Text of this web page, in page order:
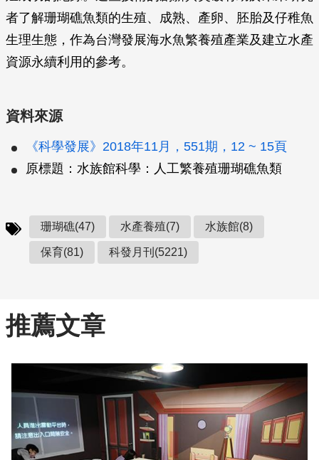
者了解珊瑚礁魚類的生殖、成熟、產卵、胚胎及仔稚魚
生理生態，作為台灣發展海水魚繁養殖產業及建立水產
資源永續利用的參考。
資料來源
《科學發展》2018年11月，551期，12 ~ 15頁
原標題：水族館科學：人工繁養殖珊瑚礁魚類
珊瑚礁(47) 水產養殖(7) 水族館(8)
保育(81) 科發月刊(5221)
推薦文章